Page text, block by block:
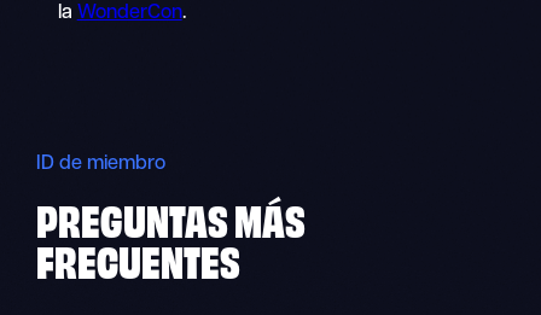
la WonderCon.
ID de miembro
PREGUNTAS MÁS
FRECUENTES